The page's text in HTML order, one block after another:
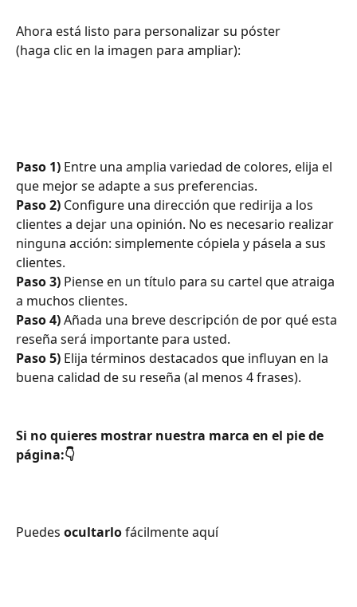
Ahora está listo para personalizar su póster
(haga clic en la imagen para ampliar):
Paso 1) Entre una amplia variedad de colores, elija el
que mejor se adapte a sus preferencias.
Paso 2) Configure una dirección que redirija a los
clientes a dejar una opinión. No es necesario realizar
ninguna acción: simplemente cópiela y pásela a sus
clientes.
Paso 3) Piense en un título para su cartel que atraiga
a muchos clientes.
Paso 4) Añada una breve descripción de por qué esta
reseña será importante para usted.
Paso 5) Elija términos destacados que influyan en la
buena calidad de su reseña (al menos 4 frases).
Si no quieres mostrar nuestra marca en el pie de
página:👇
Puedes ocultarlo fácilmente aquí